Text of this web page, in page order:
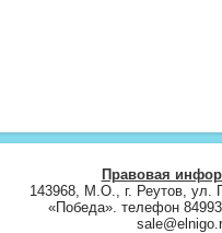
Правовая
143968, М.О., г. Реутов,
«Победа». телефон